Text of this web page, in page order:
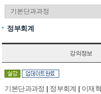
정부회계
강의정보
기본단과과정 | 정부회계 | 이재